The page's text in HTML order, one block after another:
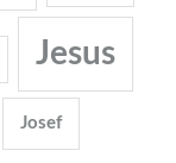
Jesus
Josef